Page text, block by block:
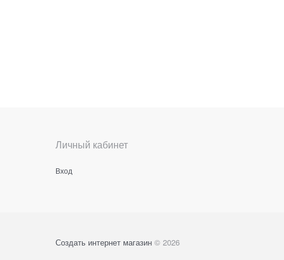
Личный кабинет
Вход
Создать интернет магазин © 2026